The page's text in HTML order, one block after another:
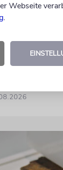
im Alltag
wird, die ihnen
Leben
Webseite
.